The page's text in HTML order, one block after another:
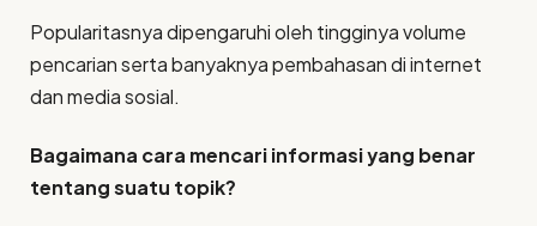
Popularitasnya dipengaruhi oleh tingginya volume
pencarian serta banyaknya pembahasan di internet
dan media sosial.
Bagaimana cara mencari informasi yang benar
tentang suatu topik?